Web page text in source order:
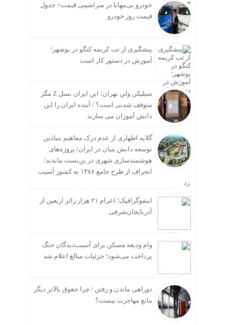
خودرو بی‌مهابا در سراشیبی قیمت+ جدول
قیمت روز خودرو
پیشگیری از تب کریمه کنگو در بوشهر؛
آموزش در دستور کار است
سیلیکن ولیِ تهران؛ این ایران نسل Z مگر
متوقف شدنی است؟ / آینده ایران را این
دانش آموزان می سازند
گلایه اطهاری از عدم درک مفاهیم بنیادین
توسعه دانش بنیان در ایران/ پروژه‌های
هوشمندسازی شهری در بن‌بست ماندند/
انحراف از طرح جامع ۱۳۸۶ به کشور آسیب
زد
اینفوگرافیک؛ اعزام ۲۱ هزار زائر اربعین از
آذربایجان‌شرقی
وام ودیعه مسکن برای آسیب‌دیدگان جنگ
پرداخت می‌شود؛ جزئیات مبالغ اعلام شد
دوراهی ماندن و رفتن / چرا حقوق بالاتر دیگر
مانع مهاجرت نیست؟